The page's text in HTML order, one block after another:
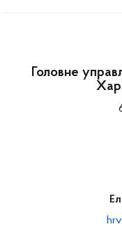
Головне